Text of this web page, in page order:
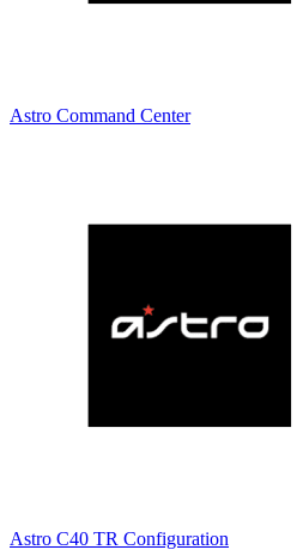
Astro Command Center
Astro C40 TR Configuration